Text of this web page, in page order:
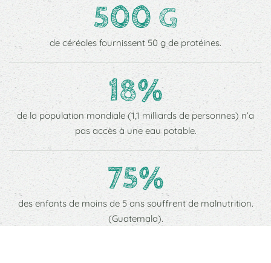
500 G
de céréales fournissent 50 g de protéines.
18%
de la population mondiale (1,1 milliards de personnes) n’a
pas accès à une eau potable.
75%
des enfants de moins de 5 ans souffrent de malnutrition.
(Guatemala).